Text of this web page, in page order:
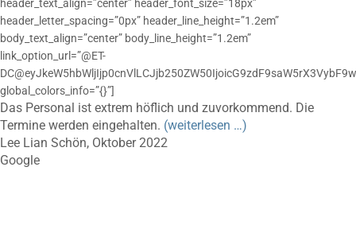
header_text_align=”center” header_font_size=”18px”
header_letter_spacing=”0px” header_line_height=”1.2em”
body_text_align=”center” body_line_height=”1.2em”
link_option_url=”@ET-
global_colors_info=”{}”]
Das Personal ist extrem höflich und zuvorkommend. Die
Termine werden eingehalten. (weiterlesen …)
Lee Lian Schön, Oktober 2022
Google